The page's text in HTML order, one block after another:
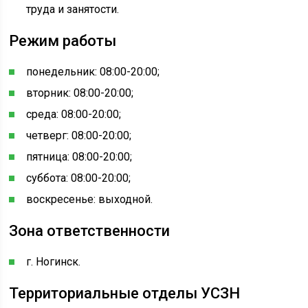
труда и занятости.
Режим работы
понедельник: 08:00-20:00;
вторник: 08:00-20:00;
среда: 08:00-20:00;
четверг: 08:00-20:00;
пятница: 08:00-20:00;
суббота: 08:00-20:00;
воскресенье: выходной.
Зона ответственности
г. Ногинск.
Территориальные отделы УСЗН